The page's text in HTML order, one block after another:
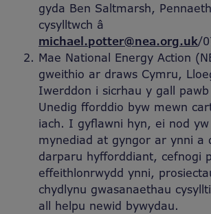
gyda Ben Saltmarsh,
cysylltwch â
michael.potter@nea.org.uk/
Mae National Energy Action
gweithio ar draws Cymru,
Iwerddon i sicrhau y gall
Unedig fforddio byw mewn
iach. I gyflawni hyn, ei nod yw
mynediad at gyngor ar ynni a
darparu hyfforddiant, cefnogi
effeithlonrwydd ynni,
chydlynu gwasanaethau
all helpu newid bywydau.